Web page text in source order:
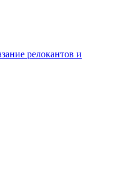
релокантов и